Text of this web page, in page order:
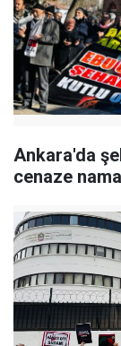
Ankara'da
cenaze